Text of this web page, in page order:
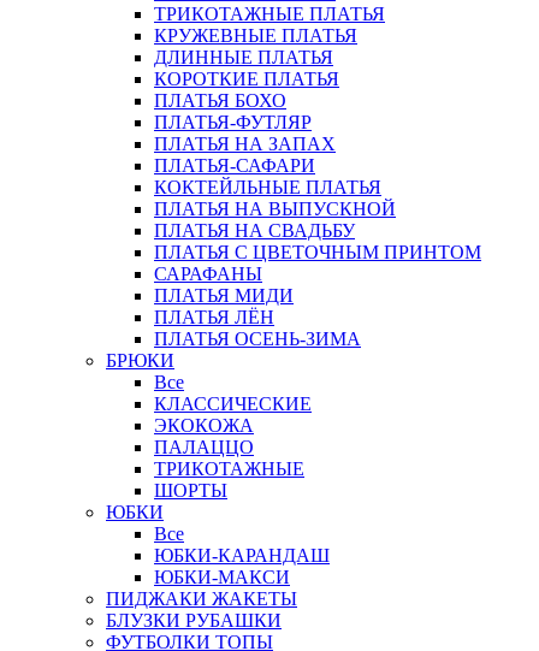
ТРИКОТАЖНЫЕ ПЛАТЬЯ
КРУЖЕВНЫЕ ПЛАТЬЯ
ДЛИННЫЕ ПЛАТЬЯ
КОРОТКИЕ ПЛАТЬЯ
ПЛАТЬЯ БОХО
ПЛАТЬЯ-ФУТЛЯР
ПЛАТЬЯ НА ЗАПАХ
ПЛАТЬЯ-САФАРИ
КОКТЕЙЛЬНЫЕ ПЛАТЬЯ
ПЛАТЬЯ НА ВЫПУСКНОЙ
ПЛАТЬЯ НА СВАДЬБУ
ПЛАТЬЯ С ЦВЕТОЧНЫМ ПРИНТОМ
САРАФАНЫ
ПЛАТЬЯ МИДИ
ПЛАТЬЯ ЛЁН
ПЛАТЬЯ ОСЕНЬ-ЗИМА
БРЮКИ
Все
КЛАССИЧЕСКИЕ
ЭКОКОЖА
ПАЛАЦЦО
ТРИКОТАЖНЫЕ
ШОРТЫ
ЮБКИ
Все
ЮБКИ-КАРАНДАШ
ЮБКИ-МАКСИ
ПИДЖАКИ ЖАКЕТЫ
БЛУЗКИ РУБАШКИ
ФУТБОЛКИ ТОПЫ